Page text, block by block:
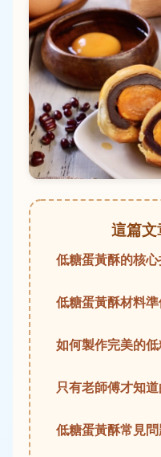
這篇
低糖蛋黃酥的核
低糖蛋黃酥材料
如何製作完美的
只有老師傅才知
低糖蛋黃酥常見